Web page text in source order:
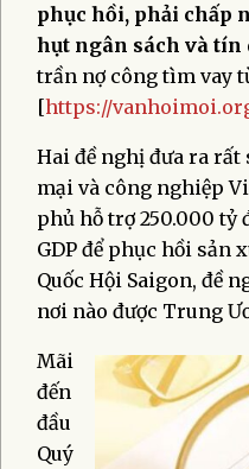
phục hồi, phải chấp
hụt ngân sách và tín
trần nợ công tìm vay
[https://
Hai đề nghị đưa ra
mại và công nghiệp
phủ hỗ trợ 250.000 tỷ
GDP để phục hồi sản
Quốc Hội Saigon, đề
nơi nào được Trung
Mãi
đến
đầu
Quý